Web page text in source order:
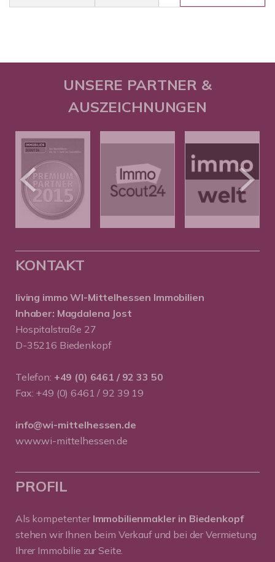
UNSERE PARTNER &
AUSZEICHNUNGEN
KONTAKT
living immo WI-Mittelhessen Immobilien
Inhaber: Magdalena Jost
Hospitalstraße 27
D-35216 Biedenkopf
Telefon: +49 (0) 6461 / 92 33 50
Fax: +49 (0) 6461 / 92 39 19
info@wi-mittelhessen.de
www.wi-mittelhessen.de
PROFIL
Als kompetenter Immobilienmakler in Biedenkopf
stehen wir Ihnen beim Verkauf und bei der Vermietung
Ihrer Immobilie zur Seite.